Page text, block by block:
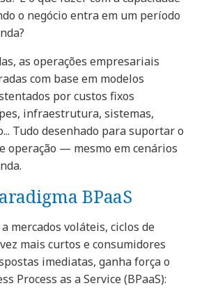
o negócio entra em um período
as operações empresariais
com base em modelos
por custos fixos
infraestrutura, sistemas,
Tudo desenhado para suportar o
operação — mesmo em cenários
BPaaS
mercados voláteis, ciclos de
mais curtos e consumidores
imediatas, ganha força o
Process as a Service (BPaaS):